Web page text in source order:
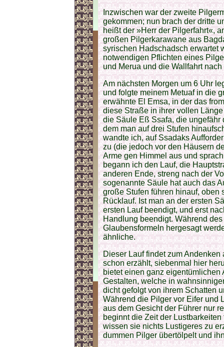
Inzwischen war der zweite
gekommen; nun brach der dritte
heißt der »Herr der Pilgerfahrt«,
großen Pilgerkarawane aus
syrischen Hadschadsch erwartet
notwendigen Pflichten eines
und Merua und die Wallfahrt
Am nächsten Morgen um 6 Uhr
und folgte meinem Metuaf in die
erwähnte El Emsa, in der das
diese Straße in ihrer vollen
die Säule Eß Ssafa, die ungefähr
dem man auf drei Stufen
wandte ich, auf Ssadaks
zu (die jedoch vor den Häusern
Arme gen Himmel aus und
begann ich den Lauf, die
anderen Ende, streng nach der
sogenannte Säule hat auch das
große Stufen führen hinauf, oben
Rücklauf. Ist man an der ersten
ersten Lauf beendigt, und erst
Handlung beendigt. Während
Glaubensformeln hergesagt
ähnliche.
Dieser Lauf findet zum Andenken
schon erzählt, siebenmal hier
bietet einen ganz eigentümlichen
Gestalten, welche in
dicht gefolgt von ihrem Schatten
Während die Pilger vor Eifer und
aus dem Gesicht der Führer nur
beginnt die Zeit der
wissen sie nichts Lustigeres zu
dummen Pilger übertölpelt und